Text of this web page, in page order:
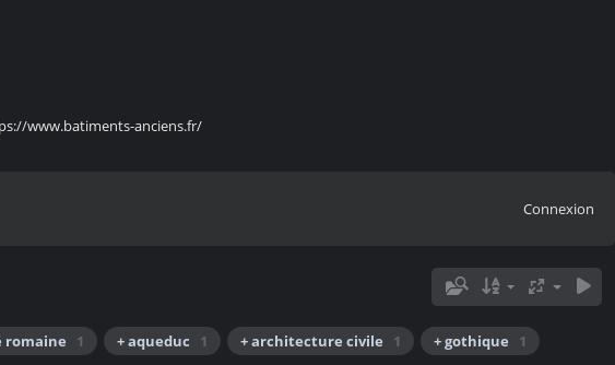
www.batiments-anciens.fr/
Connexion
romaine 1 + aqueduc 1 + architecture civile 1 + gothique
1